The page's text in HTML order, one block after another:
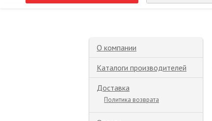
О компании
Каталоги производителей
Доставка
Политика возврата